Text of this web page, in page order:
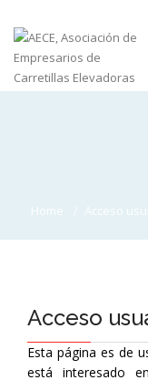
Home Acceso
Acceso
Esta página es de
está interesado